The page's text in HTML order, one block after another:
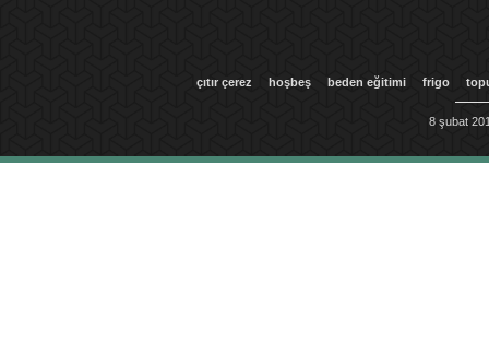
çıtır çerez hoşbeş beden eğitimi frigo
8 şubat